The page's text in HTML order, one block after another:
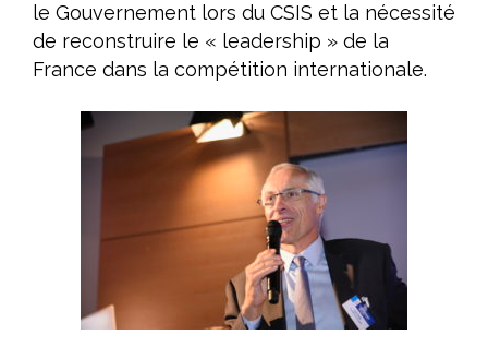
le Gouvernement lors du CSIS et la nécessité
de reconstruire le « leadership » de la
France dans la compétition internationale.